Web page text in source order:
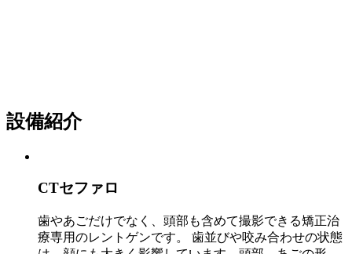
設備紹介
CTセファロ
歯やあごだけでなく、頭部も含めて撮影できる矯正治
療専用のレントゲンです。 歯並びや咬み合わせの状態